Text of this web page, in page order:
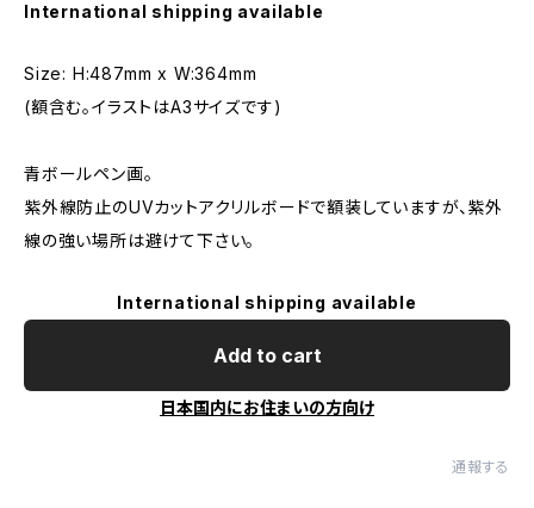
International shipping available
Size: H:487mm x W:364mm
(額含む。イラストはA3サイズです)
青ボールペン画。
紫外線防止のUVカットアクリルボードで額装していますが、紫外
線の強い場所は避けて下さい。
International shipping available
Add to cart
日本国内にお住まいの方向け
通報する